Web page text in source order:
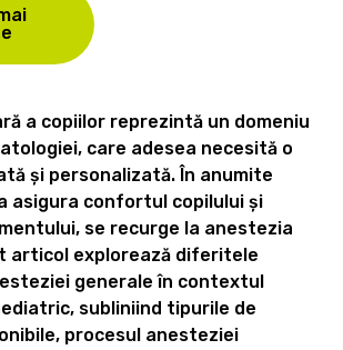
a copiilor reprezintă un domeniu
care adesea necesită o
și personalizată. În anumite
asigura confortul copilului și
se recurge la anestezia
articol explorează diferitele
generale în contextul
subliniind tipurile de
procesul anesteziei